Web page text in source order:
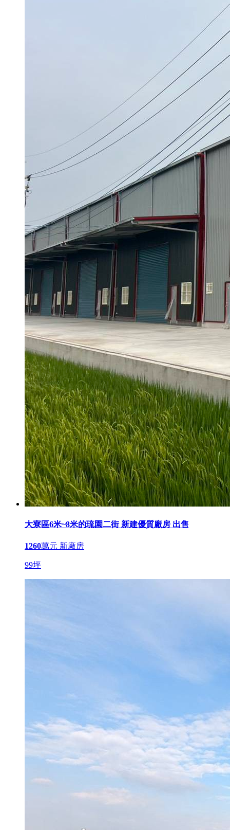
大寮區6米~8米的琉園二街 新建優質廠房 出售
1260萬元 新廠房
99坪